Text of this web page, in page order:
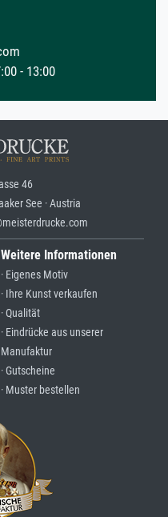
- 13:00
46
See · Austria
Weitere Informationen
· Eigenes Motiv
· Ihre Kunst verkaufen
· Qualität
· Eindrücke aus unserer
Manufaktur
· Gutscheine
· Muster bestellen